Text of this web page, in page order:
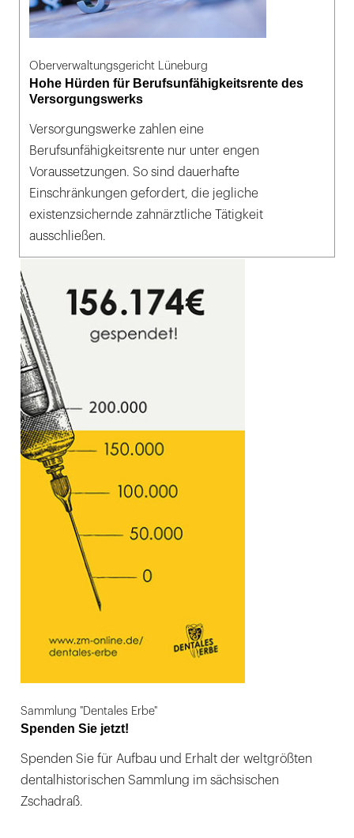
Oberverwaltungsgericht Lüneburg
Hohe Hürden für Berufsunfähigkeitsrente des
Versorgungswerks
Versorgungswerke zahlen eine
Berufsunfähigkeitsrente nur unter engen
Voraussetzungen. So sind dauerhafte
Einschränkungen gefordert, die jegliche
existenzsichernde zahnärztliche Tätigkeit
ausschließen.
Sammlung "Dentales Erbe"
Spenden Sie jetzt!
Spenden Sie für Aufbau und Erhalt der weltgrößten
dentalhistorischen Sammlung im sächsischen
Zschadraß.